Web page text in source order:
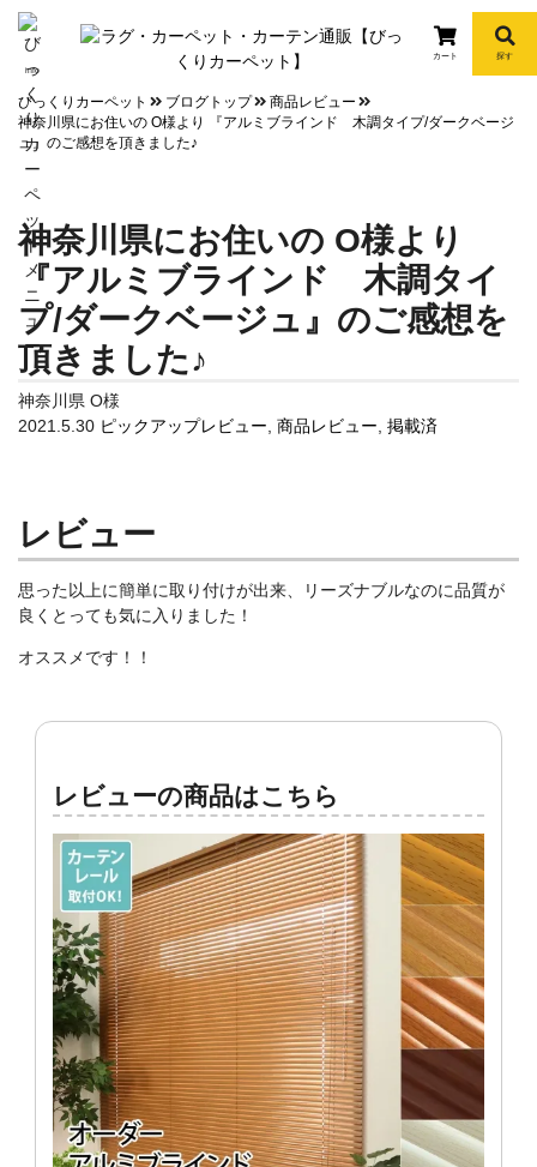
info
カート 探す
びっくりカーペット ブログトップ
商品レビュー
神奈川県にお住いの O様より 『アルミブラインド 木調タイプ/ダークベージ
ュ』のご感想を頂きました♪
神奈川県にお住いの O様より
『アルミブラインド 木調タイ
プ/ダークベージュ』のご感想を
頂きました♪
神奈川県 O様
2021.5.30 ピックアップレビュー 商品レビュー 掲載済
レビュー
思った以上に簡単に取り付けが出来、
リーズナブルなのに品質が
良くとっても気に入りました！
オススメです！！
レビューの商品はこちら